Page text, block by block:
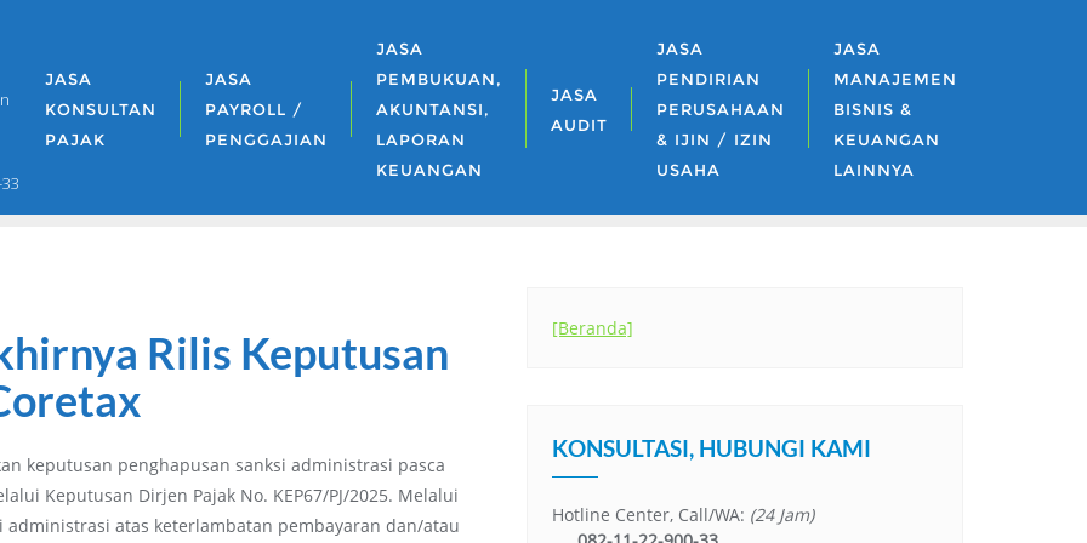
JASA
KONSULTAN
PAJAK
JASA
PAYROLL /
PENGGAJIAN
JASA
PEMBUKUAN,
AKUNTANSI,
LAPORAN
KEUANGAN
JASA
AUDIT
JASA
PENDIRIAN
PERUSAHAAN
& IJIN / IZIN
USAHA
JASA
MANAJEMEN
BISNIS &
KEUANGAN
LAINNYA
Rilis Keputusan
keputusan penghapusan sanksi administrasi pasca
Keputusan Dirjen Pajak No. KEP67/PJ/2025. Melalui
atas keterlambatan pembayaran dan/atau
[Beranda]
KONSULTASI, HUBUNGI KAMI
Hotline Center, Call/WA: (24 Jam)